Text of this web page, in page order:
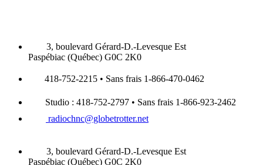
3, boulevard Gérard-D.-Levesque Est
Paspébiac (Québec) G0C 2K0
418-752-2215 • Sans frais 1-866-470-0462
Studio : 418-752-2797 • Sans frais 1-866-923-2462
radiochnc@globetrotter.net
3, boulevard Gérard-D.-Levesque Est
Paspébiac (Québec) G0C 2K0